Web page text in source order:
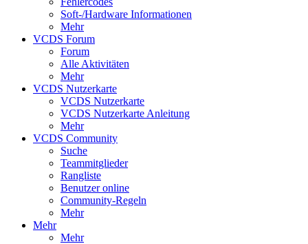
Soft-/Hardware Informationen
Mehr
VCDS Forum
Forum
Alle Aktivitäten
Mehr
VCDS Nutzerkarte
VCDS Nutzerkarte
VCDS Nutzerkarte Anleitung
Mehr
VCDS Community
Suche
Teammitglieder
Rangliste
Benutzer online
Community-Regeln
Mehr
Mehr
Mehr